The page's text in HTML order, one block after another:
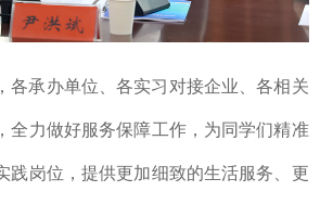
各承办单位、各实习对接企业、各相关
全力做好服务保障工作，为同学们精准
践岗位，提供更加细致的生活服务、更